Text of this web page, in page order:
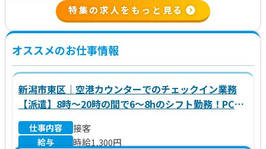
特集の求人をもっと見る
オススメのお仕事情報
新潟市東区｜空港カウンターでのチェックイン業務
【派遣】8時～20時の間で6～8hのシフト勤務！PCの
入力ができればOK！週4～5日のシフト勤務です
♪OJTあり★
仕事内容 接客
給与 時給1,300円